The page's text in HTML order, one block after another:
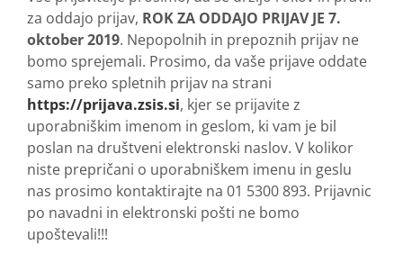
za oddajo prijav, ROK ZA ODDAJO PRIJAV JE 7.
oktober 2019. Nepopolnih in prepoznih prijav ne
bomo sprejemali. Prosimo, da vaše prijave oddate
samo preko spletnih prijav na strani
https://prijava.zsis.si, kjer se prijavite z
uporabniškim imenom in geslom, ki vam je bil
poslan na društveni elektronski naslov. V kolikor
niste prepričani o uporabniškem imenu in geslu
nas prosimo kontaktirajte na 01 5300 893. Prijavnic
po navadni in elektronski pošti ne bomo
upoštevali!!!